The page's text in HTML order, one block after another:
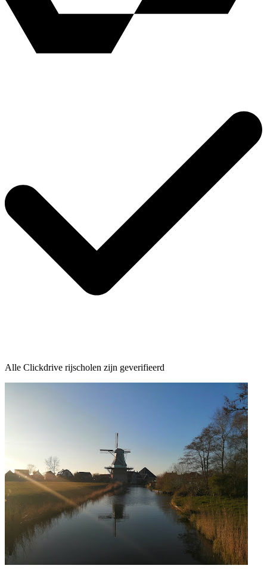
Alle Clickdrive rijscholen zijn geverifieerd